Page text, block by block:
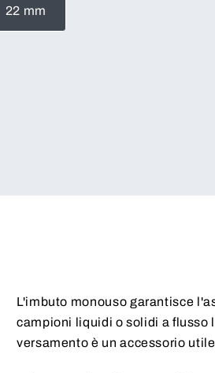
22 mm
L'imbuto monouso garantisce
campioni liquidi o solidi a flusso
versamento è un accessorio